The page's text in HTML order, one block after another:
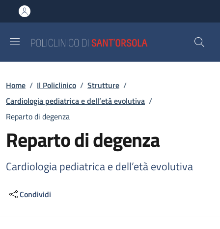
al contenuto principale
to footer content
Briciole di pane
Home / Il Policlinico / Strutture /
Cardiologia pediatrica e dell’età evolutiva /
Reparto di degenza
Reparto di degenza
Cardiologia pediatrica e dell’età evolutiva
Condividi